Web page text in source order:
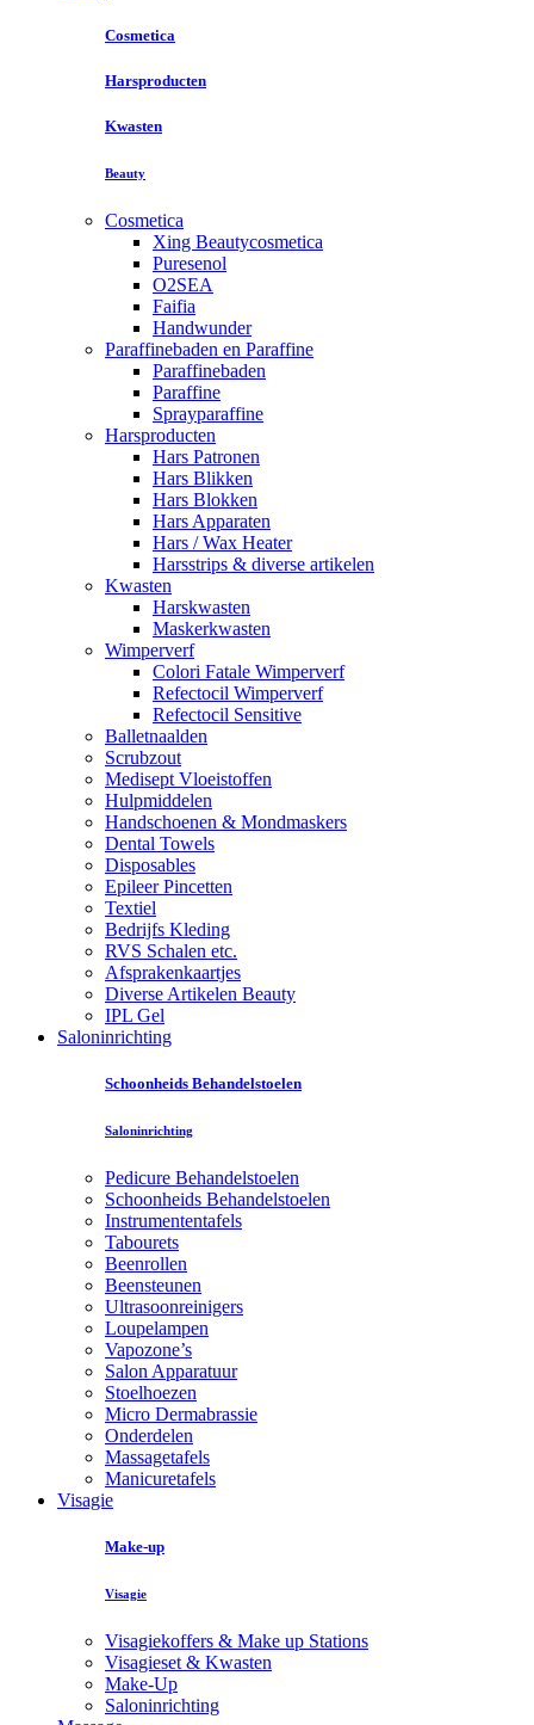
Cosmetica
Harsproducten
Kwasten
Beauty
Cosmetica
Xing Beautycosmetica
Puresenol
O2SEA
Faifia
Handwunder
Paraffinebaden en Paraffine
Paraffinebaden
Paraffine
Sprayparaffine
Harsproducten
Hars Patronen
Hars Blikken
Hars Blokken
Hars Apparaten
Hars / Wax Heater
Harsstrips & diverse artikelen
Kwasten
Harskwasten
Maskerkwasten
Wimperverf
Colori Fatale Wimperverf
Refectocil Wimperverf
Refectocil Sensitive
Balletnaalden
Scrubzout
Medisept Vloeistoffen
Hulpmiddelen
Handschoenen & Mondmaskers
Dental Towels
Disposables
Epileer Pincetten
Textiel
Bedrijfs Kleding
RVS Schalen etc.
Afsprakenkaartjes
Diverse Artikelen Beauty
IPL Gel
Saloninrichting
Schoonheids Behandelstoelen
Saloninrichting
Pedicure Behandelstoelen
Schoonheids Behandelstoelen
Instrumententafels
Tabourets
Beenrollen
Beensteunen
Ultrasoonreinigers
Loupelampen
Vapozone’s
Salon Apparatuur
Stoelhoezen
Micro Dermabrassie
Onderdelen
Massagetafels
Manicuretafels
Visagie
Make-up
Visagie
Visagiekoffers & Make up Stations
Visagieset & Kwasten
Make-Up
Saloninrichting